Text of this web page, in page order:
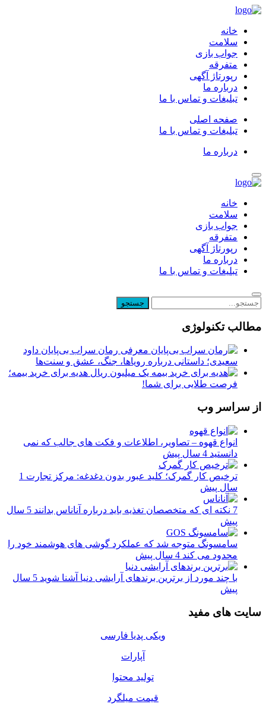
خانه
سلامت
جواب بازی
متفرقه
رپورتاژ آگهی
درباره ما
تبلیغات و تماس با ما
صفحه اصلی
تبلیغات و تماس با ما
درباره ما
خانه
سلامت
جواب بازی
متفرقه
رپورتاژ آگهی
درباره ما
تبلیغات و تماس با ما
مطالب تکنولوژی
معرفی رمان سراب بی‌پایان داود
سعیدی؛ داستانی درباره رویاها، جنگ، عشق و سنت‌ها
یک میلیون ریال هدیه برای خرید بیمه؛
فرصت طلایی برای شما!
از سراسر وب
انواع قهوه – تصاویر، اطلاعات و فکت های جالب که نمی
دانستید 4 سال پیش
ترخیص کار گمرک؛ کلید عبور بدون دغدغه: مرکز تجارت 1
سال پیش
7 نکته ای که متخصصان تغذیه باید درباره آناناس بدانند
5 سال
پیش
سامسونگ متوجه شد که عملکرد گوشی های هوشمند خود را
محدود می کند 4 سال پیش
با چند مورد از برترین برندهای آرایشی دنیا آشنا شوید
5 سال
پیش
سایت های مفید
ویکی پدیا فارسی
آپارات
تولید محتوا
قیمت میلگرد